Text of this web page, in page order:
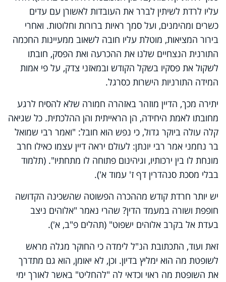
עליו לרדת לשיתין לברר את העובדות לאשורן עם עדים
כשרים ומהימנים, ועל סמך ראיות ברורות וחלוטות. ואחרי
בירור המציאות, מוטלת עליו חובה לשאוב ממעיינות החכמה
התורנית הנצחיים שלנו את ההכרעה ואת הפסק, חובתו
לשקול את פסקיו בשקל הקודש ובמאזני צדק, על פי אמות
המידה התורניות הישרות כסרגל.
יתירה מכך, הדיין מוזהר באזהרה חמורה שלא להסיח לרגע
מחובתו לאמת היחידה, הן הראייתית והן ההלכתית. כל שגיאה
קלה עולה ביוקר גדול, כי נפש הוא חובל: "ואמר רבי שמואל
בר נחמני אמר רבי יונתן: לעולם יראה דיין עצמו כאילו חרב
מונחת לו בין ירכותיו, וגיהינום פתוחה לו מתחתיו". (תלמוד
בבלי מסכת סנהדרין דף ז' עמוד א').
יש יותר חרדת קודש מההכרה הפשוטה שהשכינה הקדושה
חופפת ושורה במעמד הדין? שהרי נאמר "אלוהים ניצב
בעדת אל בקרב אלוהים ישפוט" (תהלים פ"ב, א').
זאת ועוד, התכתובת הנ"ל לימדה כי החוקר מגלה מראש
לשופטת מה הוא ימליץ בדיון. וכן, לא יאומן, הוא גם מתדרך
את השופטת מה ראוי וכדאי לה "להחליט" באשר לאורך ימי